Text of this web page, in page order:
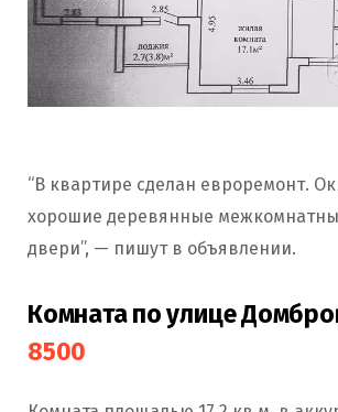
“В квартире сделан евроремонт.
хорошие деревянные
двери”, — пишут в объявлении.
Комната по улице
8500